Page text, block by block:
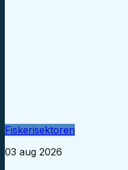
Fiskerisektoren
03 aug 2026